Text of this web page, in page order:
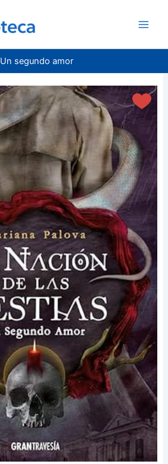
Un segundo amor